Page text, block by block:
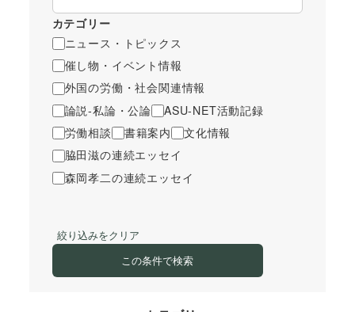
カテゴリー
ニュース・トピックス
催し物・イベント情報
外国の労働・社会関連情報
論説-私論・公論
ASU-NET活動記録
労働相談
書籍案内
文化情報
脇田滋の連続エッセイ
森岡孝二の連続エッセイ
絞り込みをクリア
この条件で検索